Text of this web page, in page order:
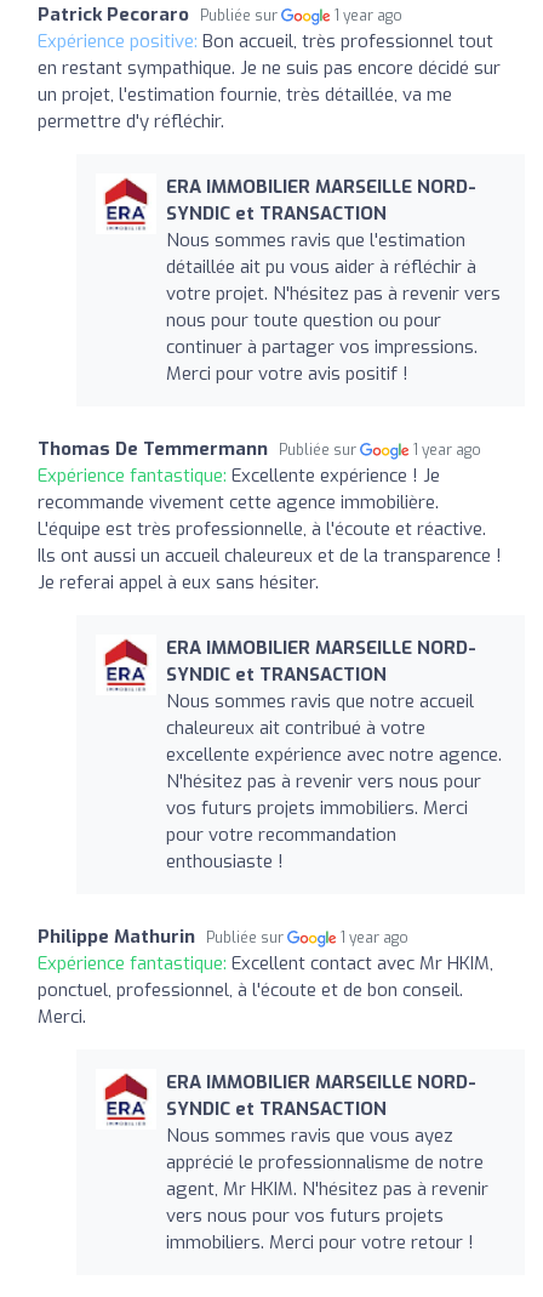
Patrick Pecoraro Publiée sur 1 year ago
Expérience positive: Bon accueil, très professionnel tout
en restant sympathique. Je ne suis pas encore décidé sur
un projet, l'estimation fournie, très détaillée, va me
permettre d'y réfléchir.
ERA IMMOBILIER MARSEILLE NORD-
SYNDIC et TRANSACTION
Nous sommes ravis que l'estimation
détaillée ait pu vous aider à réfléchir à
votre projet. N'hésitez pas à revenir vers
nous pour toute question ou pour
continuer à partager vos impressions.
Merci pour votre avis positif !
Thomas De Temmermann Publiée sur 1 year ago
Expérience fantastique: Excellente expérience ! Je
recommande vivement cette agence immobilière.
L'équipe est très professionnelle, à l'écoute et réactive.
Ils ont aussi un accueil chaleureux et de la transparence !
Je referai appel à eux sans hésiter.
ERA IMMOBILIER MARSEILLE NORD-
SYNDIC et TRANSACTION
Nous sommes ravis que notre accueil
chaleureux ait contribué à votre
excellente expérience avec notre agence.
N'hésitez pas à revenir vers nous pour
vos futurs projets immobiliers. Merci
pour votre recommandation
enthousiaste !
Philippe Mathurin Publiée sur 1 year ago
Expérience fantastique: Excellent contact avec Mr HKIM,
ponctuel, professionnel, à l'écoute et de bon conseil.
Merci.
ERA IMMOBILIER MARSEILLE NORD-
SYNDIC et TRANSACTION
Nous sommes ravis que vous ayez
apprécié le professionnalisme de notre
agent, Mr HKIM. N'hésitez pas à revenir
vers nous pour vos futurs projets
immobiliers. Merci pour votre retour !